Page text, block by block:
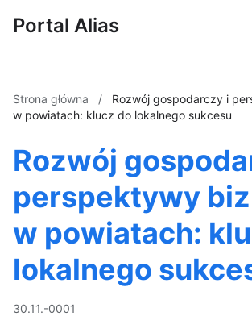
Portal Alias
Strona główna /
Rozwój gospodarczy i
w powiatach: klucz do lokalnego sukcesu
Rozwój
perspektywy
w powiatach:
lokalnego
30.11.-0001